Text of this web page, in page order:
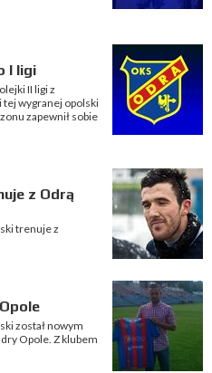
I ligi
II ligi z
tej wygranej opolski
zapewnił sobie
z Odrą
trenuje z
został nowym
Opole. Z klubem